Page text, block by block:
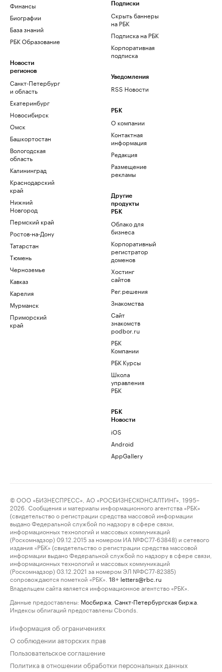
Финансы
Биографии
База знаний
РБК Образование
Новости
регионов
Санкт-Петербург
и область
Екатеринбург
Новосибирск
Омск
Башкортостан
Вологодская
область
Калининград
Краснодарский
край
Нижний
Новгород
Пермский край
Ростов-на-Дону
Татарстан
Тюмень
Черноземье
Кавказ
Карелия
Мурманск
Приморский
край
Подписки
Скрыть баннеры
на РБК
Подписка на РБК
Корпоративная
подписка
Уведомления
RSS Новости
РБК
О компании
Контактная
информация
Редакция
Размещение
рекламы
Другие
продукты
РБК
Облако для
бизнеса
Корпоративный
регистратор
доменов
Хостинг
сайтов
Рег.решения
Знакомства
Сайт
знакомств
podbor.ru
РБК
Компании
РБК Курсы
Школа
управления
РБК
РБК
Новости
iOS
Android
AppGallery
© ООО «БИЗНЕСПРЕСС», АО «РОСБИЗНЕСКОНСАЛТИНГ», 1995–
2026. Сообщения и материалы информационного агентства «РБК»
(свидетельство о регистрации средства массовой информации
выдано Федеральной службой по надзору в сфере связи,
информационных технологий и массовых коммуникаций
(Роскомнадзор) 09.12.2015 за номером ИА №ФС77-63848) и сетевого
издания «РБК» (свидетельство о регистрации средства массовой
информации выдано Федеральной службой по надзору в сфере связи,
информационных технологий и массовых коммуникаций
(Роскомнадзор) 03.12.2021 за номером ЭЛ №ФС77-82385)
сопровождаются пометкой «РБК».
18+ letters@rbc.ru
Владельцем сайта является информационное агентство «РБК».
Данные предоставлены: Мосбиржа Санкт-Петербургская биржа
Индексы облигаций предоставлены Cbonds.
Информация об ограничениях
О соблюдении авторских прав
Пользовательское соглашение
Политика в отношении обработки персональных данных